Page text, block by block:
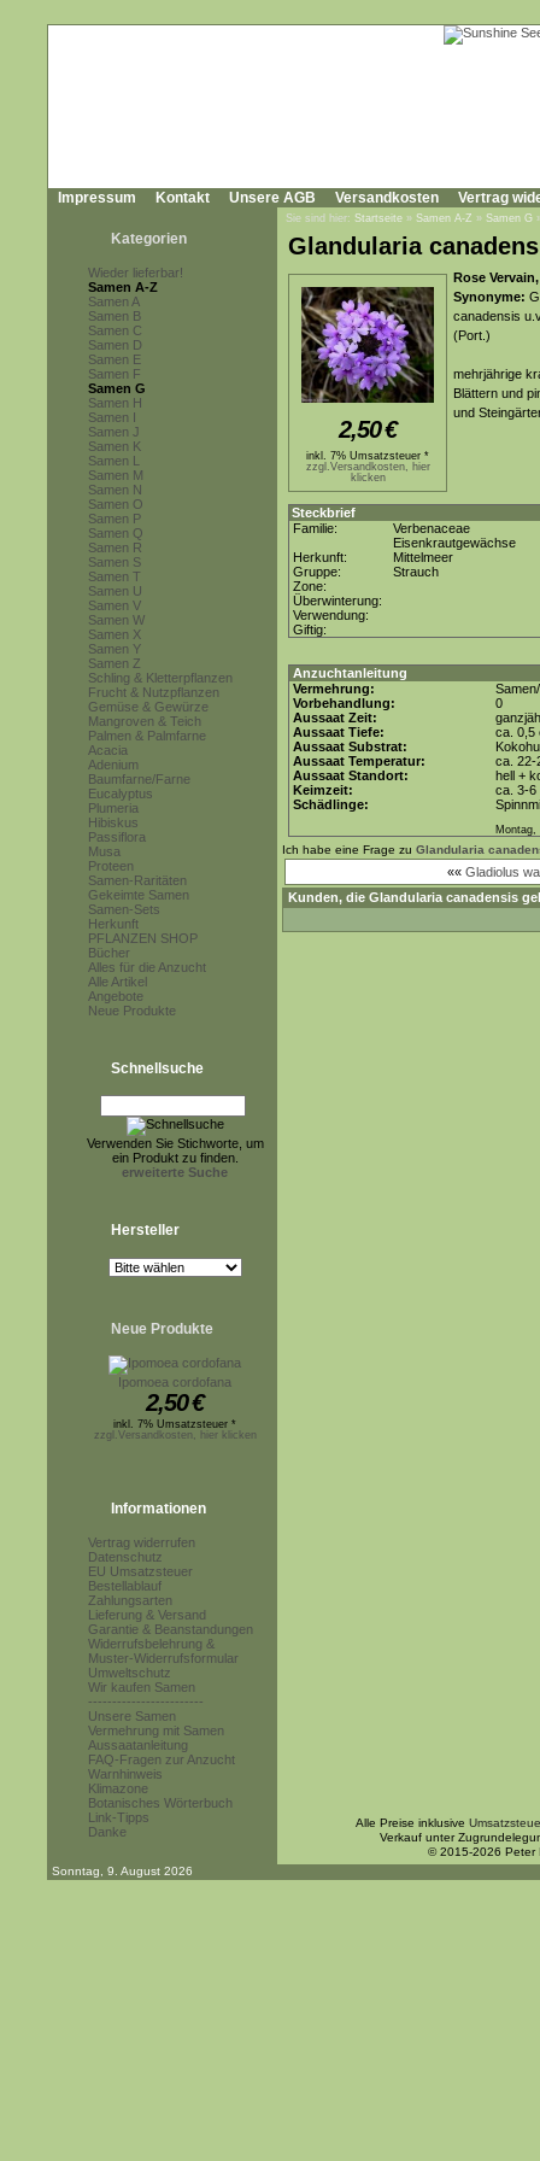
Impressum Kontakt Unsere AGB Versandkosten Vertrag
Kategorien
Wieder lieferbar!
Samen A-Z
Samen A
Samen B
Samen C
Samen D
Samen E
Samen F
Samen G
Samen H
Samen I
Samen J
Samen K
Samen L
Samen M
Samen N
Samen O
Samen P
Samen Q
Samen R
Samen S
Samen T
Samen U
Samen V
Samen W
Samen X
Samen Y
Samen Z
Schling & Kletterpflanzen
Frucht & Nutzpflanzen
Gemüse & Gewürze
Mangroven & Teich
Palmen & Palmfarne
Acacia
Adenium
Baumfarne/Farne
Eucalyptus
Plumeria
Hibiskus
Passiflora
Musa
Proteen
Samen-Raritäten
Gekeimte Samen
Samen-Sets
Herkunft
PFLANZEN SHOP
Bücher
Alles für die Anzucht
Alle Artikel
Angebote
Neue Produkte
Schnellsuche
Verwenden Sie Stichworte, um
ein Produkt zu finden.
erweiterte Suche
Hersteller
Neue Produkte
Ipomoea cordofana
2,50€
inkl. 7% Umsatzsteuer *
zzgl.Versandkosten, hier klicken
Informationen
Vertrag widerrufen
Datenschutz
EU Umsatzsteuer
Bestellablauf
Zahlungsarten
Lieferung & Versand
Garantie & Beanstandungen
Widerrufsbelehrung &
Muster-Widerrufsformular
Umweltschutz
Wir kaufen Samen
------------------------
Unsere Samen
Vermehrung mit Samen
Aussaatanleitung
FAQ-Fragen zur Anzucht
Warnhinweis
Klimazone
Botanisches Wörterbuch
Link-Tipps
Danke
Sie sind hier: Startseite » Samen A-Z » Samen G
Glandularia
2,50€
inkl. 7% Umsatzsteuer *
zzgl.Versandkosten, hier
klicken
Rose
Synonyme:
canadensis
(Port.)
mehrjährige
Blättern und
und
Steckbrief
Familie:
Verbenaceae
Eisenkrautgewächse
Herkunft:
Mittelmeer
Gruppe:
Strauch
Zone:
Überwinterung:
Verwendung:
Giftig:
Anzuchtanleitung
Vermehrung:
Vorbehandlung:
0
Aussaat Zeit:
Aussaat Tiefe:
ca. 0,5
Aussaat Substrat:
Aussaat Temperatur:
ca. 22-
Aussaat Standort:
hell +
Keimzeit:
ca. 3-6
Schädlinge:
Montag,
Ich habe eine Frage zu Glandularia
«« Gladiolus
Kunden, die Glandularia canadensis
Alle Preise inklusive
Verkauf unter
© 2015-2026 Peter
Sonntag, 9. August 2026